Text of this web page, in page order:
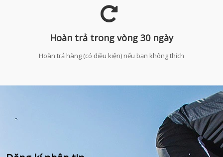
Hoàn trả trong vòng 30 ngày
Hoàn trả hàng (có điều kiện) nếu bạn không thích